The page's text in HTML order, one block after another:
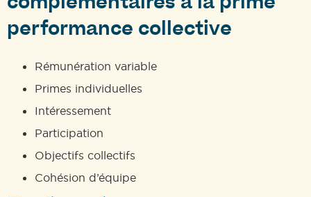
complémentaires à la prime
performance collective
Rémunération variable
Primes individuelles
Intéressement
Participation
Objectifs collectifs
Cohésion d’équipe